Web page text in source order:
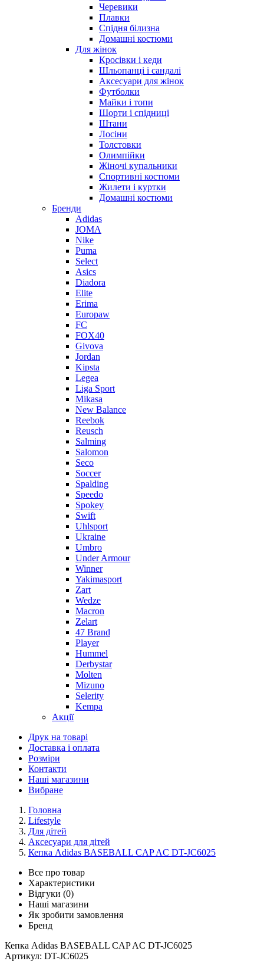
Черевики
Плавки
Спідня білизна
Домашні костюми
Для жінок
Кросівки і кеди
Шльопанці і сандалі
Аксесуари для жінок
Футболки
Майки і топи
Шорти і спідниці
Штани
Лосіни
Толстовки
Олимпійки
Жіночі купальники
Спортивні костюми
Жилети і куртки
Домашні костюми
Бренди
Adidas
JOMA
Nike
Puma
Select
Asics
Diadora
Elite
Erima
Europaw
FC
FOX40
Givova
Jordan
Kipsta
Legea
Liga Sport
Mikasa
New Balance
Reebok
Reusch
Salming
Salomon
Seco
Soccer
Spalding
Speedo
Spokey
Swift
Uhlsport
Ukraine
Umbro
Under Armour
Winner
Yakimasport
Zart
Wedze
Macron
Zelart
47 Brand
Player
Hummel
Derbystar
Molten
Mizuno
Selerity
Kempa
Акції
Друк на товарі
Доставка і оплата
Розміри
Контакти
Наші магазини
Вибране
Головна
Lifestyle
Для дітей
Аксесуари для дітей
Кепка Adidas BASEBALL CAP AC DT-JC6025
Все про товар
Характеристики
Відгуки (0)
Наші магазини
Як зробити замовлення
Бренд
Кепка Adidas BASEBALL CAP AC DT-JC6025
Артикул: DT-JC6025